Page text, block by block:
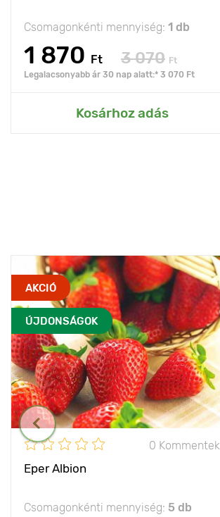
Csomagonkénti mennyiség: 1 db
1 870 Ft 3 070 Ft
Legalacsonyabb ár 30 nap alatt:* 3 070 Ft
Kosárhoz adás
AKCIÓ
ÚJDONSÁGOK
0 Kommentek
Eper Albion
Csomagonkénti mennyiség: 5 db